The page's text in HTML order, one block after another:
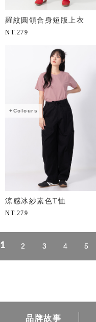
羅紋圓領合身短版上衣
NT. 279
+Colours
涼感冰紗素色T恤
NT. 279
1 2 3 4 5
品牌故事